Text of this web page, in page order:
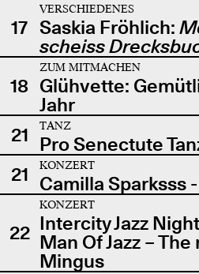
17
VERSCHIEDENES
Saskia Fröhlich:
scheiss
18
ZUM MITMACHEN
Glühvette:
Jahr
21
TANZ
Pro Senectute
21
KONZERT
Camilla Sparksss
22
KONZERT
Intercity Jazz
Man Of Jazz –
Mingus